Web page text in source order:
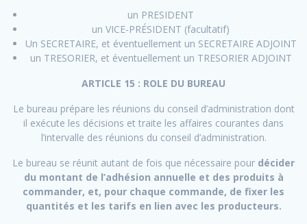
un PRESIDENT
un VICE-PRÉSIDENT (facultatif)
Un SECRETAIRE, et éventuellement un SECRETAIRE ADJOINT
un TRESORIER, et éventuellement un TRESORIER ADJOINT
ARTICLE 15 : ROLE DU BUREAU
Le bureau prépare les réunions du conseil d’administration dont
il exécute les décisions et traite les affaires courantes dans
l’intervalle des réunions du conseil d’administration.
Le bureau se réunit autant de fois que nécessaire pour décider
du montant de l’adhésion annuelle et des produits à
commander, et, pour chaque commande, de fixer les
quantités et les tarifs en lien avec les producteurs.